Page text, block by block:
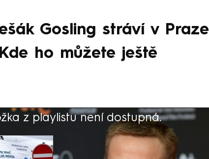
Gosling stráví v Praze
ho můžete ještě
z playlistu není dostupná.